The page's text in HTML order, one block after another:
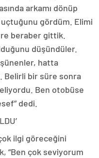
arkamı dönüp
gördüm. Elimi
beraber gittik.
düşündüler.
hatta
Belirli bir süre sonra
Ben otobüse
dedi.
ilgi göreceğini
“Ben çok seviyorum